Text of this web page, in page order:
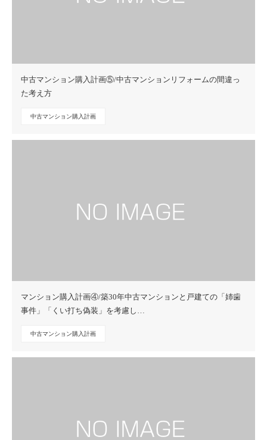
中古マンション購入計画⑤/中古マンションリフォームの間違っ
た考え方
中古マンション購入計画
マンション購入計画④/築30年中古マンションと戸建ての「姉歯
事件」「くい打ち偽装」を考慮し…
中古マンション購入計画